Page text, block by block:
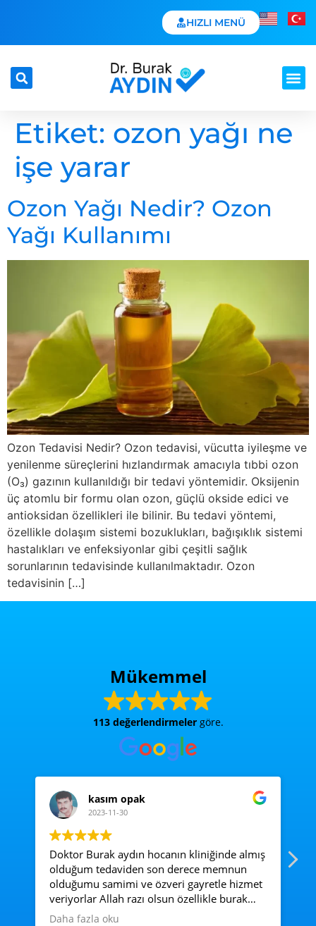
HIZLI MENÜ
Etiket: ozon yağı ne
işe yarar
Ozon Yağı Nedir? Ozon
Yağı Kullanımı
Ozon Tedavisi Nedir? Ozon tedavisi, vücutta iyileşme ve
yenilenme süreçlerini hızlandırmak amacıyla tıbbi ozon
(O₃) gazının kullanıldığı bir tedavi yöntemidir. Oksijenin
üç atomlu bir formu olan ozon, güçlü okside edici ve
antioksidan özellikleri ile bilinir. Bu tedavi yöntemi,
özellikle dolaşım sistemi bozuklukları, bağışıklık sistemi
hastalıkları ve enfeksiyonlar gibi çeşitli sağlık
sorunlarının tedavisinde kullanılmaktadır. Ozon
tedavisinin […]
Mükemmel
113 değerlendirmelergöre.
kasım opak
2023-11-30
Doktor Burak aydın hocanın kliniğinde almış
olduğum tedaviden son derece memnun
olduğumu samimi ve özveri gayretle hizmet
veriyorlar Allah razı olsun özellikle burak
hocadan ve diyetisyen Merve hanıma çok
Daha fazla oku